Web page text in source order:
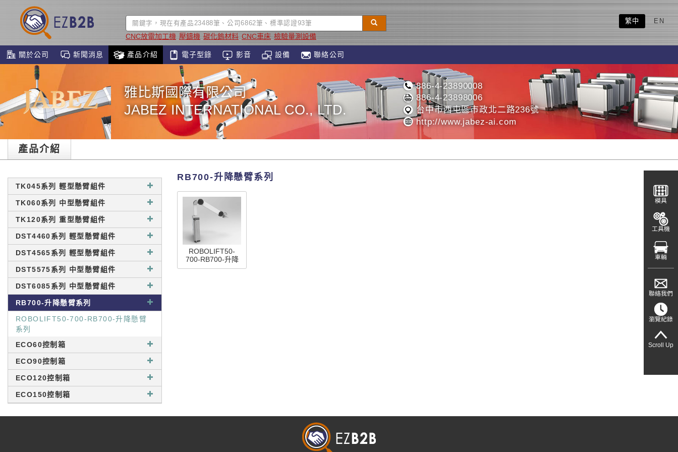
CNC放電加工機 壓鑄機 碳化鎢材料 CNC車床 檢驗量測設備
繁中 EN
關於公司 新聞消息 產品介紹 電子型錄 影音 設備 聯絡公司
雅比斯國際有限公司
JABEZ INTERNATIONAL CO., LTD.
886-4-23890008
886-4-23898006
台中市西屯區市政北二路236號
http://www.jabez-ai.com
產品介紹
TK045系列 輕型懸臂組件
TK060系列 中型懸臂組件
TK120系列 重型懸臂組件
DST4460系列 輕型懸臂組件
DST4565系列 輕型懸臂組件
DST5575系列 中型懸臂組件
DST6085系列 中型懸臂組件
RB700-升降懸臂系列
ROBOLIFT50-700-RB700-升降懸臂
系列
ECO60控制箱
ECO90控制箱
ECO120控制箱
ECO150控制箱
RB700-升降懸臂系列
ROBOLIFT50-
700-RB700-升降
懸臂系列
模具
工具機
車輛
聯絡我們
瀏覽紀錄
Scroll Up